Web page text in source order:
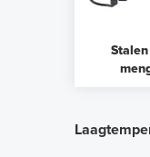
Stalen